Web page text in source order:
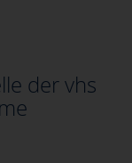
der vhs